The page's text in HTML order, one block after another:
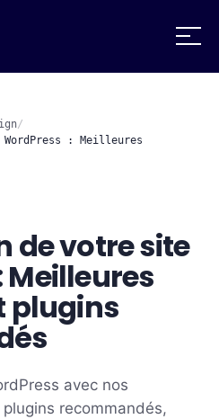
/
: Meilleures
de votre site
Meilleures
plugins
avec nos
recommandés,